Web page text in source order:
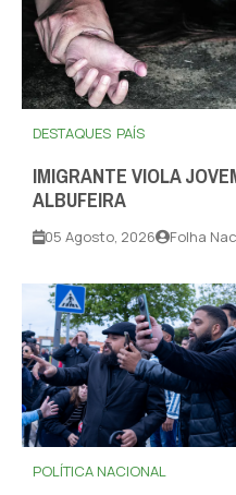
DESTAQUES PAÍS
IMIGRANTE VIOLA
ALBUFEIRA
05 Agosto, 2026 Folha
POLÍTICA NACIONAL